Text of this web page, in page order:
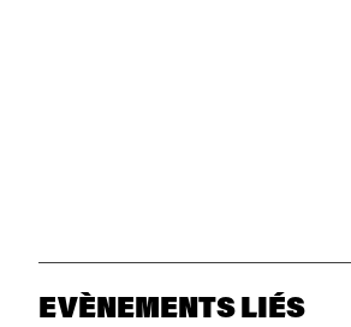
EVÈNEMENTS LIÉS